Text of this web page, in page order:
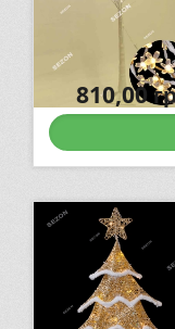
810,00